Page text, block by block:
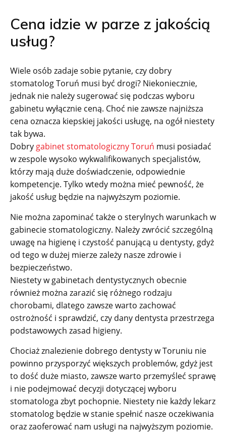
Cena idzie w parze z jakością
usług?
Wiele osób zadaje sobie pytanie, czy dobry
stomatolog Toruń musi być drogi? Niekoniecznie,
jednak nie należy sugerować się podczas wyboru
gabinetu wyłącznie ceną. Choć nie zawsze najniższa
cena oznacza kiepskiej jakości usługę, na ogół niestety
tak bywa.
Dobry gabinet stomatologiczny Toruń musi posiadać
w zespole wysoko wykwalifikowanych specjalistów,
którzy mają duże doświadczenie, odpowiednie
kompetencje. Tylko wtedy można mieć pewność, że
jakość usług będzie na najwyższym poziomie.
Nie można zapominać także o sterylnych warunkach w
gabinecie stomatologiczny. Należy zwrócić szczególną
uwagę na higienę i czystość panującą u dentysty, gdyż
od tego w dużej mierze zależy nasze zdrowie i
bezpieczeństwo.
Niestety w gabinetach dentystycznych obecnie
również można zarazić się różnego rodzaju
chorobami, dlatego zawsze warto zachować
ostrożność i sprawdzić, czy dany dentysta przestrzega
podstawowych zasad higieny.
Chociaż znalezienie dobrego dentysty w Toruniu nie
powinno przysporzyć większych problemów, gdyż jest
to dość duże miasto, zawsze warto przemyśleć sprawę
i nie podejmować decyzji dotyczącej wyboru
stomatologa zbyt pochopnie. Niestety nie każdy lekarz
stomatolog będzie w stanie spełnić nasze oczekiwania
oraz zaoferować nam usługi na najwyższym poziomie.